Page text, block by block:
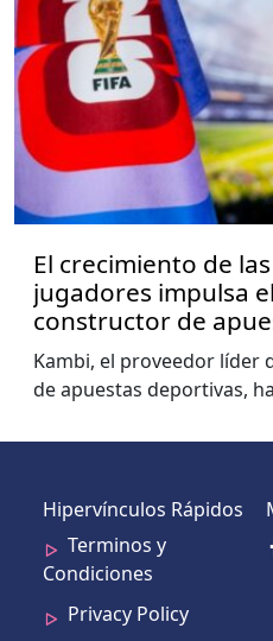
El crecimiento de
jugadores impulsa
constructor de
niveles, muestra el
del Mundo de Kambi
Kambi, el proveedor líder
de apuestas deportivas,
Hipervínculos Rápidos
Terminos y
Condiciones
Privacy Policy